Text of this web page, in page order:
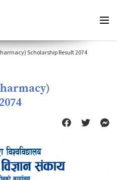
Scholarship Result 2074